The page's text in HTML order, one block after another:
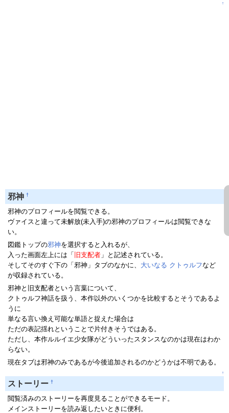
↑
邪神 †
邪神のプロフィールを閲覧できる。
ヴァイスと違って未解放(未入手)の邪神のプロフィールは閲覧できな
い。
図鑑トップの邪神を選択すると入れるが、
入った画面左上には「旧支配者 」と記述されている。
そしてそのすぐ下の「邪神」タブのなかに、 大いなる クトゥルフなど
が収録されている。
邪神と旧支配者という言葉について、
クトゥルフ神話を扱う、本作以外のいくつかを比較するとそうであるよ
うに
単なる言い換え可能な単語と捉えた場合は
ただの表記揺れということで片付きそうではある。
ただし、本作ルルイエ少女隊がどういったスタンスなのかは現在はわか
らない。
現在タブは邪神のみであるが今後追加されるのかどうかは不明である。
↑
ストーリー †
閲覧済みのストーリーを再度見ることができるモード。
メインストーリーを読み返したいときに便利。